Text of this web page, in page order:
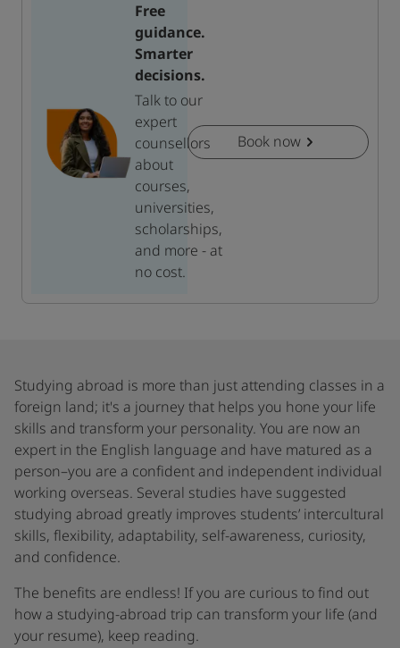
Free
guidance.
Smarter
decisions.
Talk to our
expert
counsellors
about
courses,
universities,
scholarships,
and more - at
no cost.
Book now
Studying abroad is more than just attending classes in a
foreign land; it's a journey that helps you hone your life
skills and transform your personality. You are now an
expert in the English language and have matured as a
person–you are a confident and independent individual
working overseas. Several studies have suggested
studying abroad greatly improves students’ intercultural
skills, flexibility, adaptability, self-awareness, curiosity,
and confidence.
The benefits are endless! If you are curious to find out
how a studying-abroad trip can transform your life (and
your resume), keep reading.